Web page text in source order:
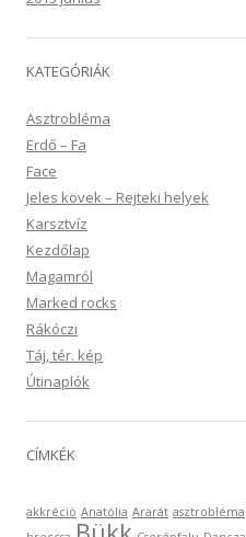
KATEGÓRIÁK
Asztrobléma
Erdő – Fa
Face
Jeles kövek – Rejteki helyek
Karsztvíz
Kezdőlap
Magamról
Marked rocks
Rákóczi
Táj, tér. kép
Útinaplók
CÍMKÉK
akkréció Anatólia Ararát asztrobléma